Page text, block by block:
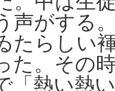
声がする
たらしい
た。その
「熱い熱